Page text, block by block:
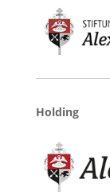
Holding